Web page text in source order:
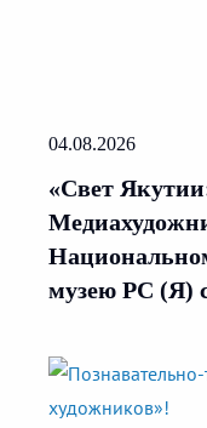
04.08.2026
«Свет
музею РС (Я)